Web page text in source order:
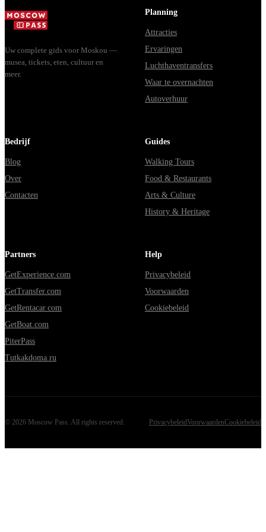
Uw complete gids voor Moskou —
musea, tickets, eten, cultuur en
meer.
Planning
Attracties
Ervaringen
Luchthaventransfers
Waar te overnachten
Autoverhuur
Bedrijf
Blog
Over
Contacten
Guides
Walking Tours
Food & Restaurants
Arts & Culture
History & Heritage
Partners
GetExperience.com
GetTransfer.com
GetRentacar.com
GetBoat.com
PiterPass
Tutkakdoma.ru
Help
Privacybeleid
Voorwaarden
Cookiebeleid
© 2026 Moscow Pass. All rights reserved. PrivacybeleidVoorwaardenCookiebeleid